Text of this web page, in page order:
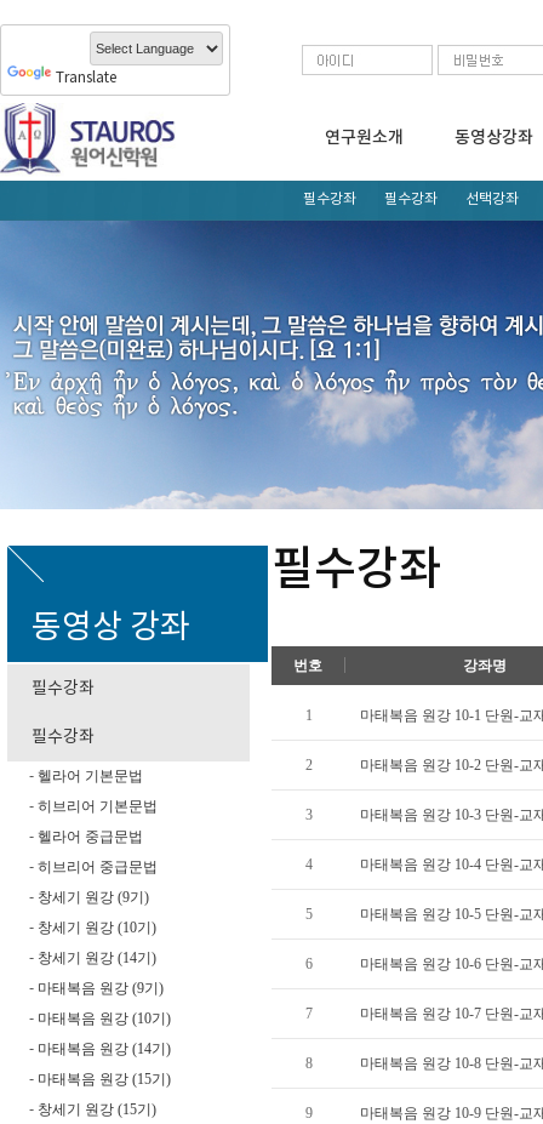
Translate
연구원소개 동영상강좌
필수강좌 필수강좌 선택강좌
동영상 강좌
필수강좌
필수강좌
- 헬라어 기본문법
- 히브리어 기본문법
- 헬라어 중급문법
- 히브리어 중급문법
- 창세기 원강 (9기)
- 창세기 원강 (10기)
- 창세기 원강 (14기)
- 마태복음 원강 (9기)
- 마태복음 원강 (10기)
- 마태복음 원강 (14기)
- 마태복음 원강 (15기)
- 창세기 원강 (15기)
필수강좌
번호 강좌명
1 마태복음 원강 10-1 단원-교
2 마태복음 원강 10-2 단원-교
3 마태복음 원강 10-3 단원-교
4 마태복음 원강 10-4 단원-교
5 마태복음 원강 10-5 단원-교
6 마태복음 원강 10-6 단원-교
7 마태복음 원강 10-7 단원-교
8 마태복음 원강 10-8 단원-교
9 마태복음 원강 10-9 단원-교